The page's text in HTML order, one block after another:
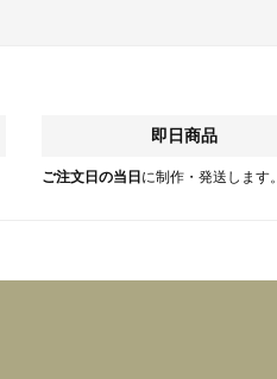
即日商品
ご注文日の当日 に制作・発送します。